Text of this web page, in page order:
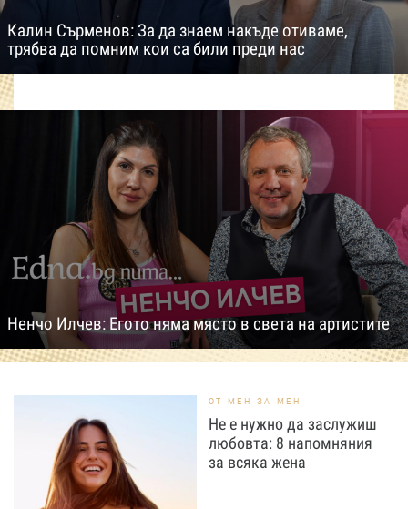
Калин Сърменов: За да знаем накъде отиваме,
трябва да помним кои са били преди нас
Ненчо Илчев: Егото няма място в света на артистите
ОТ МЕН ЗА МЕН
Не е нужно да заслужиш
любовта: 8 напомняния
за всяка жена